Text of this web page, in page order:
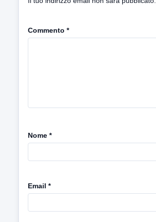
Commento *
Nome *
Email *